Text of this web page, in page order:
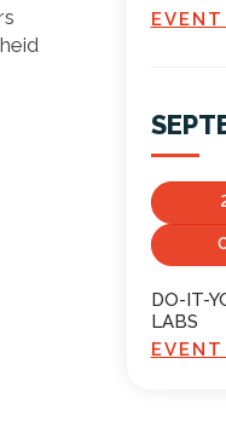
DO-IT-
LABS